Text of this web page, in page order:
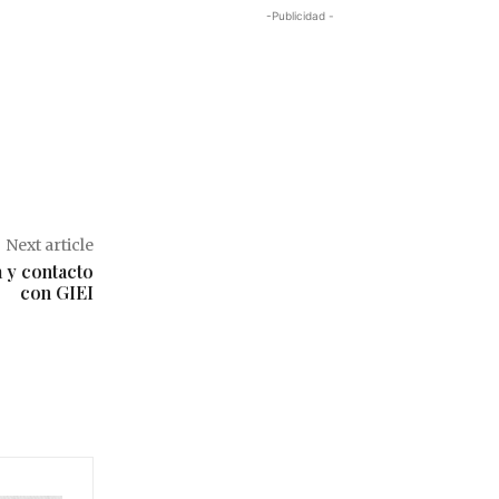
Next article
y contacto
con GIEI
-Publicidad -